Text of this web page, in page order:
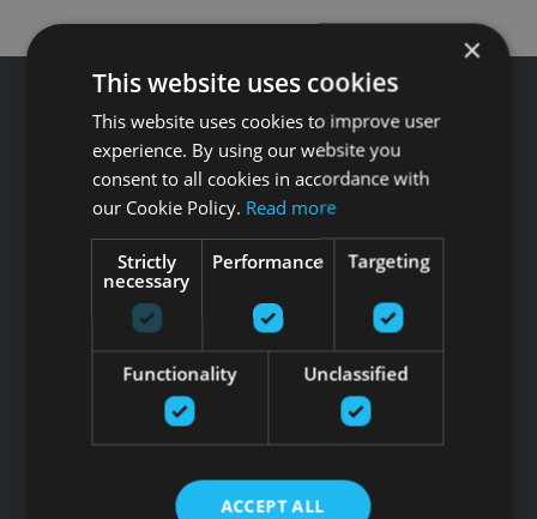
Звоните GFITNESS +371 67 99 40 44
info@gfitness.lv
SIA G Kolizejs
Юридический адрес: Бривибас гатве 439, Рига, LV-1024
Регистрационный номер 44103017158 НДС №
LV44103017158
АО SEB banka LV92UNLA0004007467819 , SWIFT: UNLALV2X
НОВОСТИ GFITNESS В ВАШЕЙ ЭЛЕКТРОННОЙ
ПОЧТЕ
×
This website uses cookies
This website uses cookies to improve user
experience. By using our website you
consent to all cookies in accordance with
our Cookie Policy. Read more
Strictly
necessary
Performance Targeting
Functionality Unclassified
ACCEPT ALL